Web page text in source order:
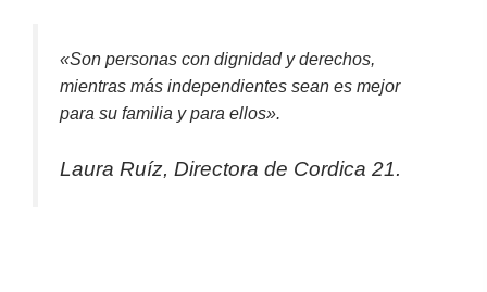
«Son personas con dignidad y derechos,
mientras más independientes sean es mejor
para su familia y para ellos».
Laura Ruíz, Directora de Cordica 21.